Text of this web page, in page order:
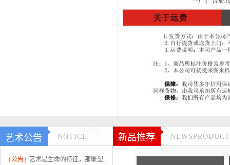
艺术公告 NOTICE
{公告} 艺术是生命的特征，那雕塑...
新品推荐 NEWSPRODUCT